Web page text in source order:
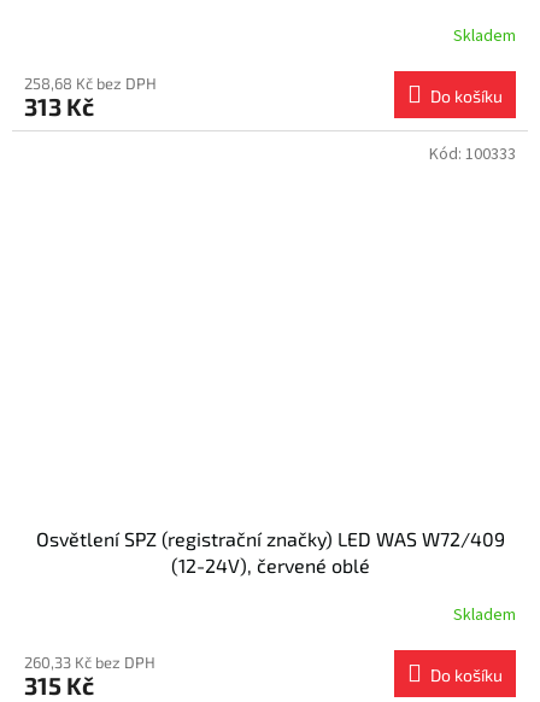
Skladem
258,68 Kč bez DPH
313 Kč Do košíku
Osvětlení SPZ (registrační značky) LED WAS W72/409
(12-24V), červené oblé
Skladem
260,33 Kč bez DPH
315 Kč Do košíku
Kód: 100333